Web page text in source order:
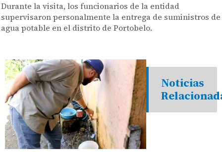
Durante la visita, los funcionarios de la entidad
supervisaron personalmente la entrega de suministros de
agua potable en el distrito de Portobelo.
Noticias